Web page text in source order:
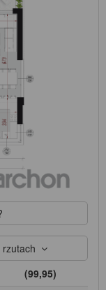
(99,95)